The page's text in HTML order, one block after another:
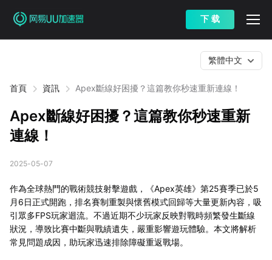
下 载
首頁 資訊 Apex斷線好困擾？這篇教你秒速重新連線！
繁體中文
Apex斷線好困擾？這篇教你秒速重新
連線！
2025-05-07
作為全球熱門的戰術競技射擊遊戲，《Apex英雄》第25賽季已於5
月6日正式開跑，排名賽制重製與懷舊模式回歸等大量更新內容，吸
引眾多FPS玩家迴流。不過近期不少玩家反映對戰時頻繁發生斷線
狀況，導致比賽中斷與戰績遺失，嚴重影響遊玩體驗。本文將解析
常見問題成因，助玩家迅速排除障礙重返戰場。